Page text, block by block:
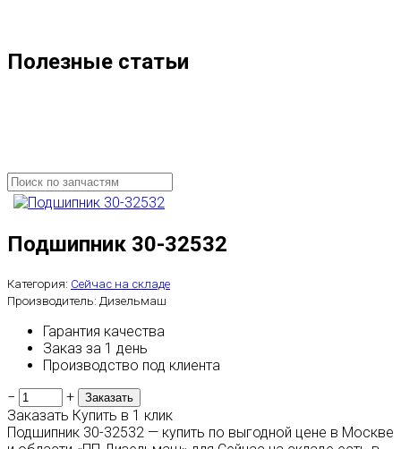
Полезные статьи
Подшипник 30-32532
Категория: Сейчас на складе
Производитель: Дизельмаш
Гарантия качества
Заказ за 1 день
Производство под клиента
−
+
Заказать Купить в 1 клик
Подшипник 30-32532 — купить по выгодной цене в Москве